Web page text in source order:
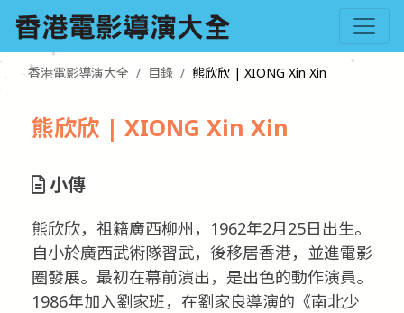
香港電影導演大全 目錄 熊欣欣 | XIONG Xin Xin
熊欣欣 | XIONG Xin Xin
小傳
熊欣欣，祖籍廣西柳州，1962年2月25日出生。
自小於廣西武術隊習武，後移居香港，並進電影
圈發展。最初在幕前演出，是出色的動作演員。
1986年加入劉家班，在劉家良導演的《南北少